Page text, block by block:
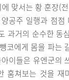
맞서는 황 훈장(
공주 일행과 점점
과거의 순수한 동
코에게 몸을 파는
이들은 유엔군의
훔쳐보는 것을 재